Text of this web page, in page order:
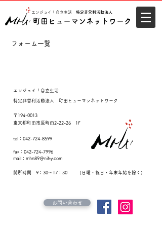
町田ヒューマンネットワーク
エンジョイ！自立生活 特定非営利活動法人
フォーム一覧
エンジョイ！自立生活
特定非営利活動法人 町田ヒューマンネットワーク
tel： 042-724-8599
東京都町田市原町田2-22-26 1F
〒 194-0013
mail：mhn89＠nifty.com
fax：042-724-7996
開所時間 9：30～17：30 (日曜・祝日・年末年始を除く)
お問い合わせ